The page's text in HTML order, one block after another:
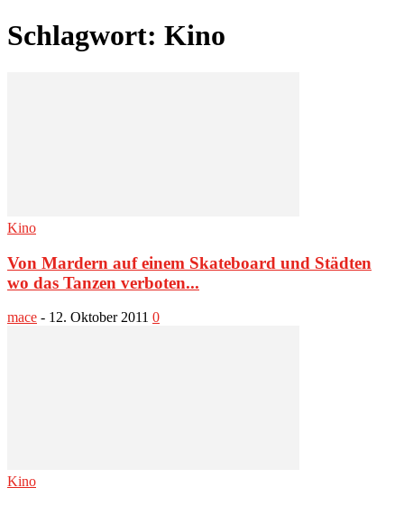
Schlagwort: Kino
Kino
Von Mardern auf einem Skateboard und Städten
wo das Tanzen verboten...
mace - 12. Oktober 2011 0
Kino